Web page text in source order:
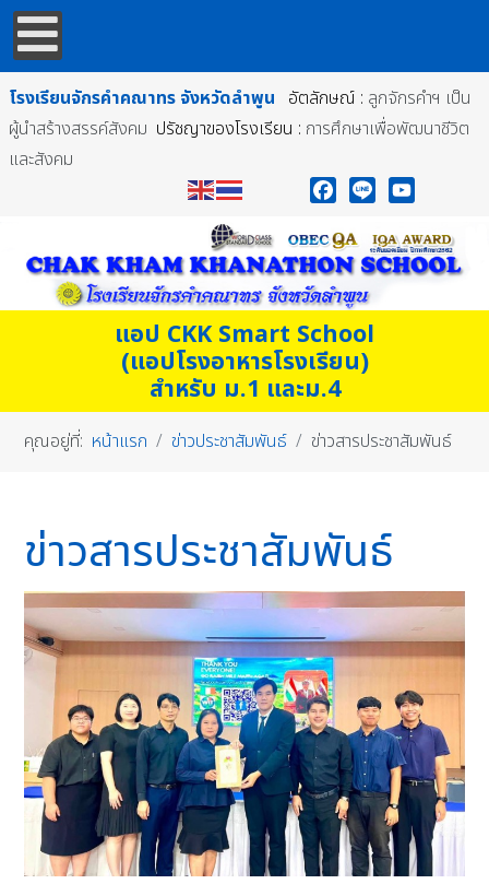
โรงเรียนจักรคำคณาทร จังหวัดลำพูน อัตลักษณ์ : ลูกจักรคำฯ เป็น
ผู้นำสร้างสรรค์สังคม ปรัชญาของโรงเรียน : การศึกษาเพื่อพัฒนาชีวิต
และสังคม
แอป CKK Smart School
(แอปโรงอาหารโรงเรียน)
สำหรับ ม.1 และม.4
คุณอยู่ที่: หน้าแรก ข่าวประชาสัมพันธ์ ข่าวสารประชาสัมพันธ์
ข่าวสารประชาสัมพันธ์